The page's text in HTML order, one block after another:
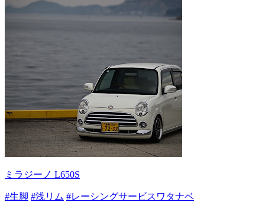
ミラジーノ L650S
#生脚 #浅リム #レーシングサービスワタナベ